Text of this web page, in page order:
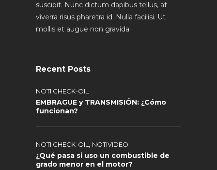
suscipit. Nunc dictum dapibus tellus, at
viverra risus pharetra id. Nulla facilisi. Ut
mollis et augue non gravida.
Recent Posts
NOTI CHECK-OIL
EMBRAGUE y TRANSMISIÓN: ¿Cómo
funcionan?
NOTI CHECK-OIL , NOTIVIDEO
¿Qué pasa si uso un combustible de
grado menor en el motor?